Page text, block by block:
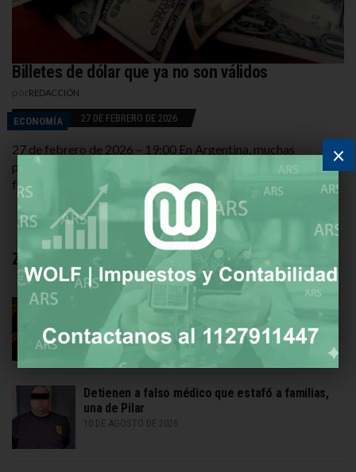
Billetes de dólar que ya no son válidos
REDACCIÓN
ECONOMÍA 27 DE FEBRERO DE 2026
27 de febrero de 2026 – 19:00 En Argentina, muchas
personas ahorran en moneda extranjera como protección
frente a la inflación. Por eso conviene tomar […]
Zona Norte
Candlelight llega a Pilar con conciertos que
reinventan la música clásica
10 DE AGOSTO DE 2026
Detienen a falso médico que estafó a familias,
una de Pilar
10 DE AGOSTO DE 2026
×